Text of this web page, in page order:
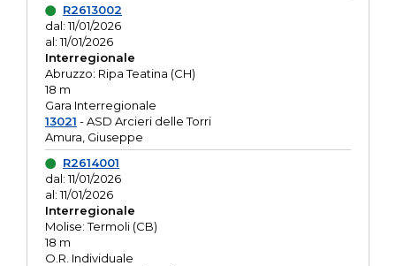
R2613002
dal: 11/01/2026
al: 11/01/2026
Interregionale
Abruzzo: Ripa Teatina (CH)
18 m
Gara Interregionale
13021 - ASD Arcieri delle Torri
Amura, Giuseppe
R2614001
dal: 11/01/2026
al: 11/01/2026
Interregionale
Molise: Termoli (CB)
18 m
O.R. Individuale